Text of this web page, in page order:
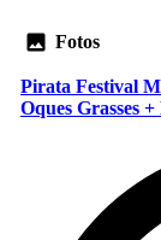
Fotos
Pirata Festival
Oques Grasses